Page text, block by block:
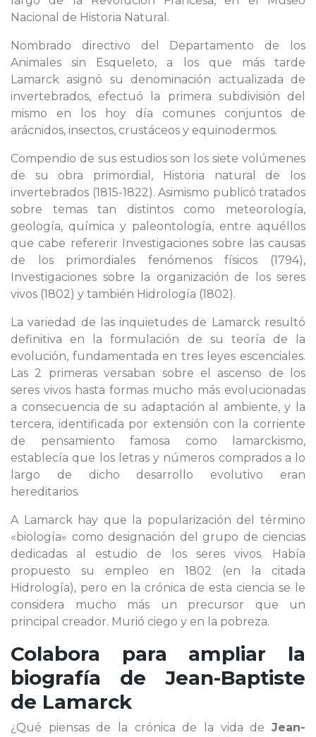
Nacional de Historia Natural.
Nombrado directivo del Departamento de los
Animales sin Esqueleto, a los que más tarde
Lamarck asignó su denominación actualizada de
invertebrados, efectuó la primera subdivisión del
mismo en los hoy día comunes conjuntos de
arácnidos, insectos, crustáceos y equinodermos.
Compendio de sus estudios son los siete volúmenes
de su obra primordial, Historia natural de los
invertebrados (1815-1822). Asimismo publicó tratados
sobre temas tan distintos como meteorología,
geología, química y paleontología, entre aquéllos
que cabe refererir Investigaciones sobre las causas
de los primordiales fenómenos físicos (1794),
Investigaciones sobre la organización de los seres
vivos (1802) y también Hidrología (1802).
La variedad de las inquietudes de Lamarck resultó
definitiva en la formulación de su teoría de la
evolución, fundamentada en tres leyes escenciales.
Las 2 primeras versaban sobre el ascenso de los
seres vivos hasta formas mucho más evolucionadas
a consecuencia de su adaptación al ambiente, y la
tercera, identificada por extensión con la corriente
de pensamiento famosa como lamarckismo,
establecía que los letras y números comprados a lo
largo de dicho desarrollo evolutivo eran
hereditarios.
A Lamarck hay que la popularización del término
«biología» como designación del grupo de ciencias
dedicadas al estudio de los seres vivos. Había
propuesto su empleo en 1802 (en la citada
Hidrología), pero en la crónica de esta ciencia se le
considera mucho más un precursor que un
principal creador. Murió ciego y en la pobreza.
Colabora para ampliar la
biografía de Jean-Baptiste
de Lamarck
¿Qué piensas de la crónica de la vida de Jean-